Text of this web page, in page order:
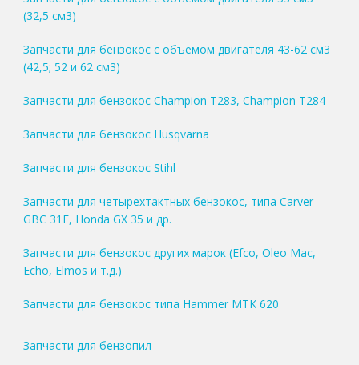
(32,5 см3)
Запчасти для бензокос с объемом двигателя 43-62 см3
(42,5; 52 и 62 см3)
Запчасти для бензокос Champion T283, Champion T284
Запчасти для бензокос Husqvarna
Запчасти для бензокос Stihl
Запчасти для четырехтактных бензокос, типа Carver
GBC 31F, Honda GX 35 и др.
Запчасти для бензокос других марок (Efco, Oleo Mac,
Echo, Elmos и т.д.)
Запчасти для бензокос типа Hammer MTK 620
Запчасти для бензопил